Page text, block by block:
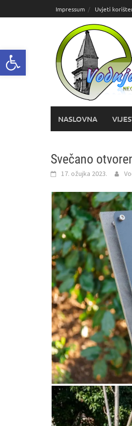
Open toolbar
do
Impressum Uvjeti
NASLOVNA
Svečano
17. ožujka 2023.